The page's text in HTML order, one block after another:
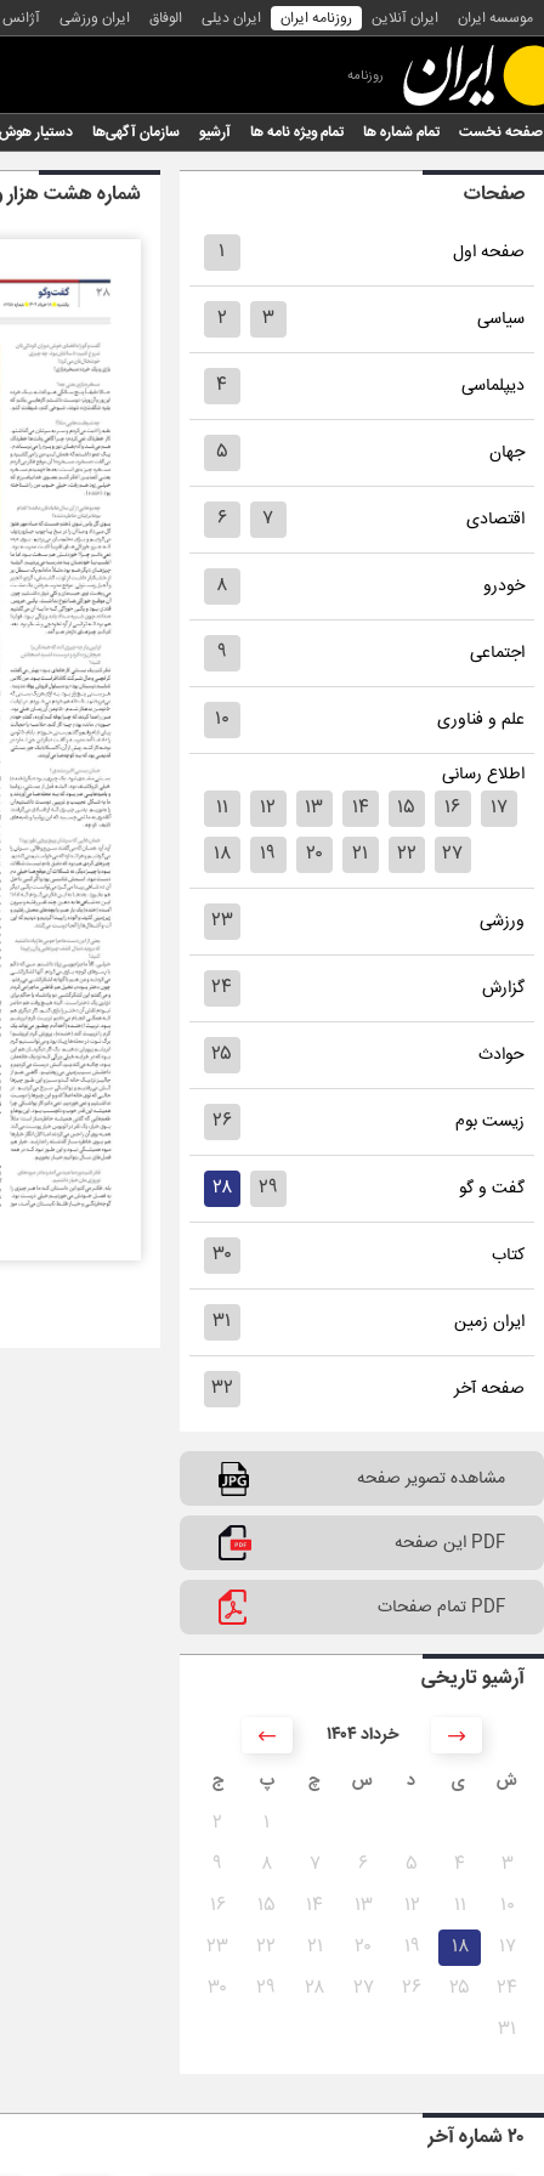
موسسه ایران ایران آنلاین روزنامه ایران ایران دیلی الوفاق ایران ورزشی
روزنامه
صفحه نخست تمام شماره ها تمام ویژه نامه ها آرشیو سازمان آگهی‌ها دستیار
صفحات
صفحه اول ۱
سیاسی ۲ ۳
دیپلماسی ۴
جهان ۵
اقتصادی ۶ ۷
خودرو ۸
اجتماعی ۹
علم و فناوری ۱۰
اطلاع رسانی
۱۱ ۱۲ ۱۳ ۱۴ ۱۵ ۱۶
۱۷
۱۸
۱۹ ۲۰ ۲۱ ۲۲ ۲۷
ورزشی ۲۳
گزارش ۲۴
حوادث ۲۵
زیست بوم ۲۶
گفت و گو ۲۸ ۲۹
کتاب ۳۰
ایران زمین ۳۱
صفحه آخر ۳۲
مشاهده تصویر صفحه
PDF این صفحه
PDF تمام صفحات
آرشیو تاریخی
۱۴۰۴ خرداد
ش
ی د س چ پ ج
۱
۲
۳
۴ ۵ ۶ ۷ ۸
۹
۱۰
۱۱ ۱۲ ۱۳ ۱۴ ۱۵
۱۶
۱۷
۱۸ ۱۹ ۲۰ ۲۱ ۲۲
۲۳
۲۴
۲۵ ۲۶ ۲۷ ۲۸ ۲۹
۳۰
۳۱
شماره هشت
۲۰ شماره آخر